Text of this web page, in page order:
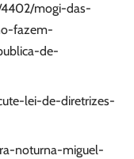
mogi-das-
fazem-
de-
lei-de-diretrizes-
noturna-miguel-